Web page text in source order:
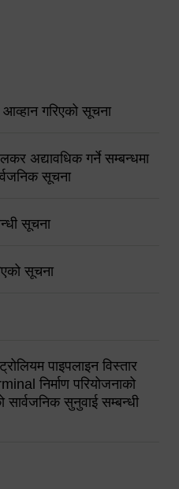
गरिएको सूचना
अद्यावधिक गर्ने सम्बन्धमा
सूचना
सूचना
सूचना
पाइपलाइन विस्तार
निर्माण परियोजनाको
सार्वजनिक सुनुवाई सम्बन्धी